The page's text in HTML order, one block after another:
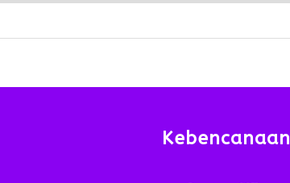
Kebencanaan